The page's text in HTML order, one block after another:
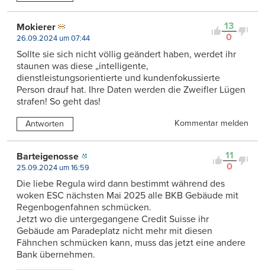
13
0
Mokierer
26.09.2024 um 07:44
Sollte sie sich nicht völlig geändert haben, werdet ihr
staunen was diese „intelligente,
dienstleistungsorientierte und kundenfokussierte
Person drauf hat. Ihre Daten werden die Zweifler Lügen
strafen! So geht das!
Antworten Kommentar melden
11
0
Barteigenosse
25.09.2024 um 16:59
Die liebe Regula wird dann bestimmt während des
woken ESC nächsten Mai 2025 alle BKB Gebäude mit
Regenbogenfahnen schmücken.
Jetzt wo die untergegangene Credit Suisse ihr
Gebäude am Paradeplatz nicht mehr mit diesen
Fähnchen schmücken kann, muss das jetzt eine andere
Bank übernehmen.